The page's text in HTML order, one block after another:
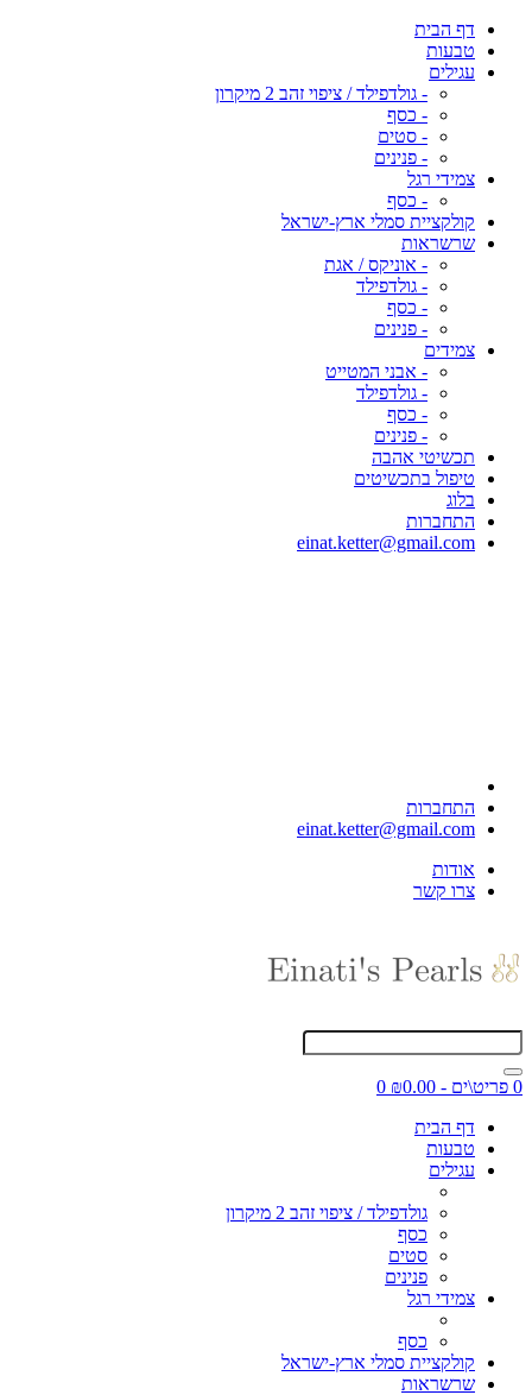
דף הבית
טבעות
עגילים
- גולדפילד / ציפוי זהב 2 מיקרון
- כסף
- סטים
- פנינים
צמידי רגל
- כסף
קולקציית סמלי ארץ-ישראל
שרשראות
- אוניקס / אגת
- גולדפילד
- כסף
- פנינים
צמידים
- אבני המטייט
- גולדפילד
- כסף
- פנינים
תכשיטי אהבה
טיפול בתכשיטים
בלוג
התחברות
einat.ketter@gmail.com
התחברות
einat.ketter@gmail.com
אודות
צרו קשר
0 פריט\ים - ₪0.00
0
דף הבית
טבעות
עגילים
גולדפילד / ציפוי זהב 2 מיקרון
כסף
סטים
פנינים
צמידי רגל
כסף
קולקציית סמלי ארץ-ישראל
שרשראות